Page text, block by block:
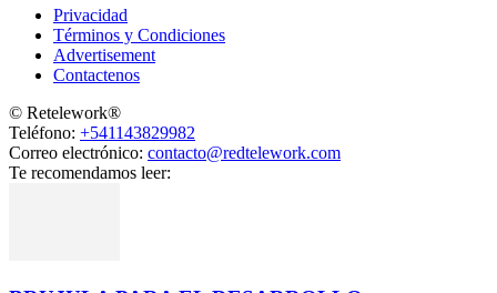
Privacidad
Términos y Condiciones
Advertisement
Contactenos
© Retelework®
Teléfono: +541143829982
Correo electrónico: contacto@redtelework.com
Te recomendamos leer: